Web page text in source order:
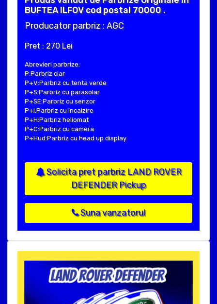
BUFTEA ILFOV cod postal 70000 .
Producator parbriz : AGC
Pret : 270 Lei
Abrevieri parbrize:
P:Parbriz clar
P+V:Parbriz cu tenta verde
P+S:Parbriz cu parasolar
P+SE:Parbriz cu senzor
P+I:Parbriz cu incalzire
P+H:Parbriz heliomat
P+C:Parbriz cu camera
P+Hud:Parbriz cu head up display
Solicita pret parbriz LAND ROVER
DEFENDER Pickup
Suna vanzatorul